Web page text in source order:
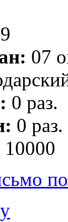
07
0 раз.
0 раз.
10000